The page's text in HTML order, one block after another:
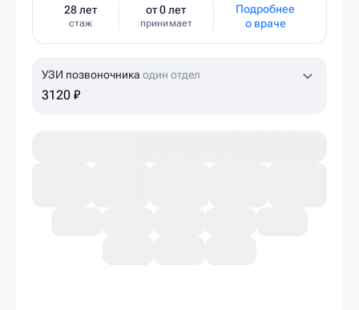
28 лет
стаж
от 0 лет
принимает
Подробнее
о враче
УЗИ позвоночника один отдел
3120 ₽